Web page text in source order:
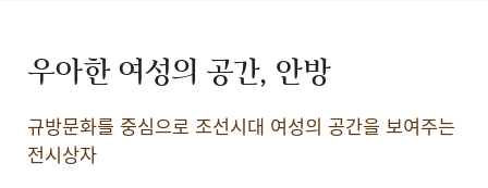
우아한 여성의 공간, 안방
규방문화를 중심으로 조선시대 여성의 공간을 보여주는
전시상자